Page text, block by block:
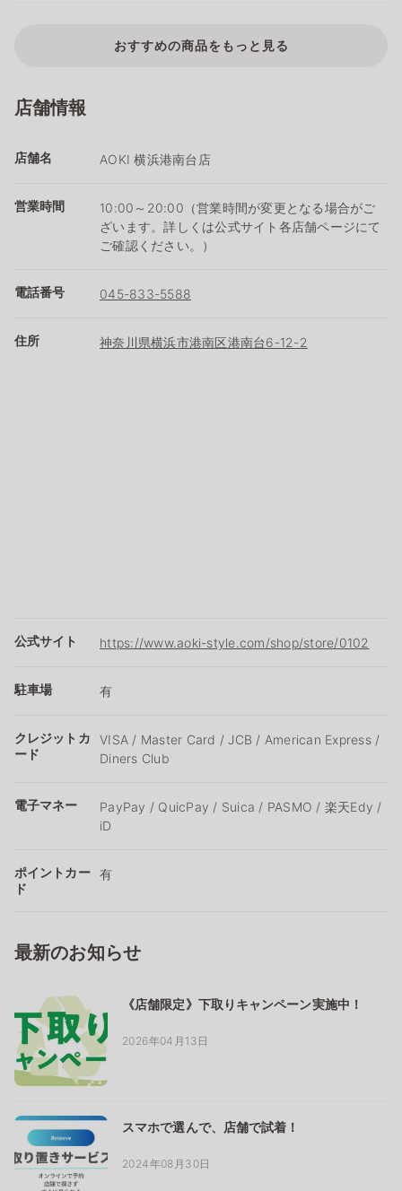
おすすめの商品をもっと見る
店舗情報
店舗名 AOKI 横浜港南台店
営業時間
10:00～20:00（営業時間が変更となる場合がご
ざいます。詳しくは公式サイト各店舗ページにて
ご確認ください。）
電話番号 045-833-5588
住所 神奈川県横浜市港南区港南台6-12-2
公式サイト https://www.aoki-style.com/shop/store/0102
駐車場 有
クレジットカ
ード
VISA / Master Card / JCB / American Express /
Diners Club
電子マネー
PayPay / QuicPay / Suica / PASMO / 楽天Edy /
iD
ポイントカー
ド
有
最新のお知らせ
《店舗限定》下取りキャンペーン実施中！
2026年04月13日
スマホで選んで、店舗で試着！
2024年08月30日